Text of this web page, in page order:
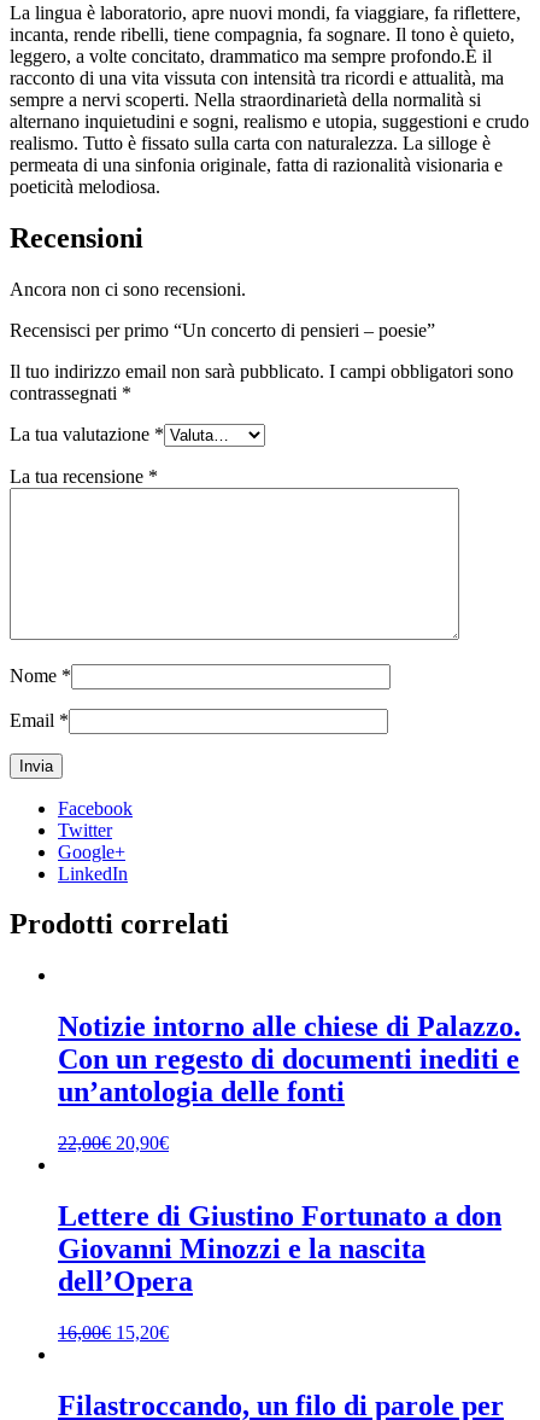
La lingua è laboratorio, apre nuovi mondi, fa viaggiare, fa riflettere,
incanta, rende ribelli, tiene compagnia, fa sognare. Il tono è quieto,
leggero, a volte concitato, drammatico ma sempre profondo.È il
racconto di una vita vissuta con intensità tra ricordi e attualità, ma
sempre a nervi scoperti. Nella straordinarietà della normalità si
alternano inquietudini e sogni, realismo e utopia, suggestioni e crudo
realismo. Tutto è fissato sulla carta con naturalezza. La silloge è
permeata di una sinfonia originale, fatta di razionalità visionaria e
poeticità melodiosa.
Recensioni
Ancora non ci sono recensioni.
Recensisci per primo “Un concerto di pensieri – poesie”
Il tuo indirizzo email non sarà pubblicato. I campi obbligatori sono
contrassegnati *
La tua valutazione *
La tua recensione *
Nome *
Email *
Facebook
Twitter
Google+
LinkedIn
Prodotti correlati
Notizie intorno alle chiese di Palazzo.
Con un regesto di documenti inediti e
un’antologia delle fonti
22,00€ 20,90€
Lettere di Giustino Fortunato a don
Giovanni Minozzi e la nascita
dell’Opera
16,00€ 15,20€
Filastroccando, un filo di parole per